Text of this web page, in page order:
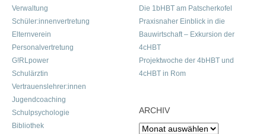
Verwaltung
Schüler:innenvertretung
Elternverein
Personalvertretung
G!RLpower
Schulärztin
Vertrauenslehrer:innen
Jugendcoaching
Schulpsychologie
Bibliothek
Die 1bHBT am Patscherkofel
Praxisnaher Einblick in die
Bauwirtschaft – Exkursion der
4cHBT
Projektwoche der 4bHBT und
4cHBT in Rom
ARCHIV
Archiv